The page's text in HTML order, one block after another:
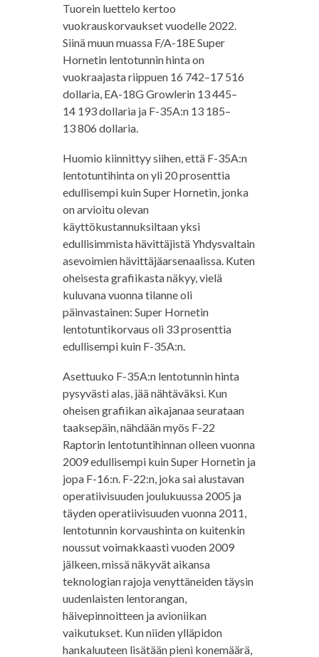
Tuorein luettelo kertoo
vuokrauskorvaukset vuodelle 2022.
Siinä muun muassa F/A-18E Super
Hornetin lentotunnin hinta on
vuokraajasta riippuen 16 742–17 516
dollaria, EA-18G Growlerin 13 445–
14 193 dollaria ja F-35A:n 13 185–
13 806 dollaria.
Huomio kiinnittyy siihen, että F-35A:n
lentotuntihinta on yli 20 prosenttia
edullisempi kuin Super Hornetin, jonka
on arvioitu olevan
käyttökustannuksiltaan yksi
edullisimmista hävittäjistä Yhdysvaltain
asevoimien hävittäjäarsenaalissa. Kuten
oheisesta grafiikasta näkyy, vielä
kuluvana vuonna tilanne oli
päinvastainen: Super Hornetin
lentotuntikorvaus oli 33 prosenttia
edullisempi kuin F-35A:n.
Asettuuko F-35A:n lentotunnin hinta
pysyvästi alas, jää nähtäväksi. Kun
oheisen grafiikan aikajanaa seurataan
taaksepäin, nähdään myös F-22
Raptorin lentotuntihinnan olleen vuonna
2009 edullisempi kuin Super Hornetin ja
jopa F-16:n. F-22:n, joka sai alustavan
operatiivisuuden joulukuussa 2005 ja
täyden operatiivisuuden vuonna 2011,
lentotunnin korvaushinta on kuitenkin
noussut voimakkaasti vuoden 2009
jälkeen, missä näkyvät aikansa
teknologian rajoja venyttäneiden täysin
uudenlaisten lentorangan,
häivepinnoitteen ja avioniikan
vaikutukset. Kun niiden ylläpidon
hankaluuteen lisätään pieni konemäärä,